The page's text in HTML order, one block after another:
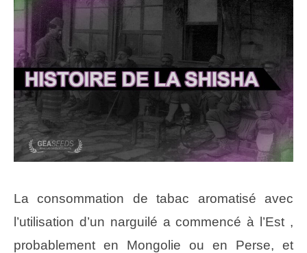
La consommation de tabac aromatisé avec
l’utilisation d’un narguilé a commencé à l’Est ,
probablement en Mongolie ou en Perse, et